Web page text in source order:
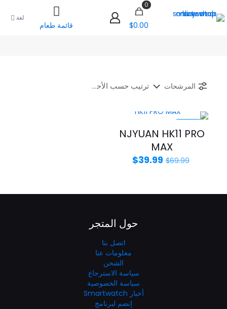
0
$0.00 قائمة طعام
لغة
المرشحات
NJYUAN HK11 PRO
MAX
$69.99
السعر $39.99
حول المتجر
اتصل بنا
معلومات عنا
الشحن
سياسة الاسترجاع
سياسة الخصوصية
أخبار Smartwatch
إنضم لبرنامج